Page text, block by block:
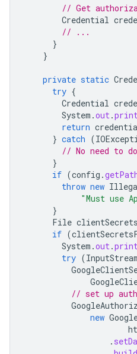
// Get
Credential
// ...
}
}
private static
try {
Credential
System .out.
return
} catch (
// No need to
}
if (config .
throw new
"Must use
}
File
if (
System .out.
try (
// set up
new
.